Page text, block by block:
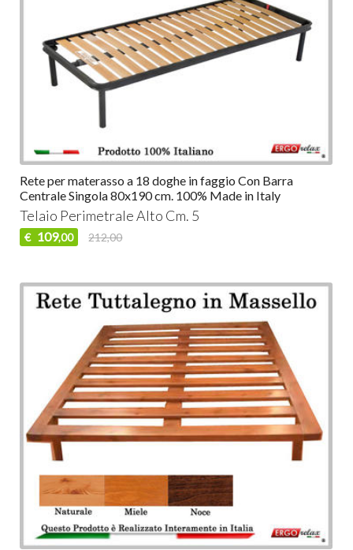
Rete per materasso a 18 doghe in faggio Con Barra
Centrale Singola 80x190 cm. 100% Made in Italy
Telaio Perimetrale Alto Cm. 5
€ 109,00 212,00